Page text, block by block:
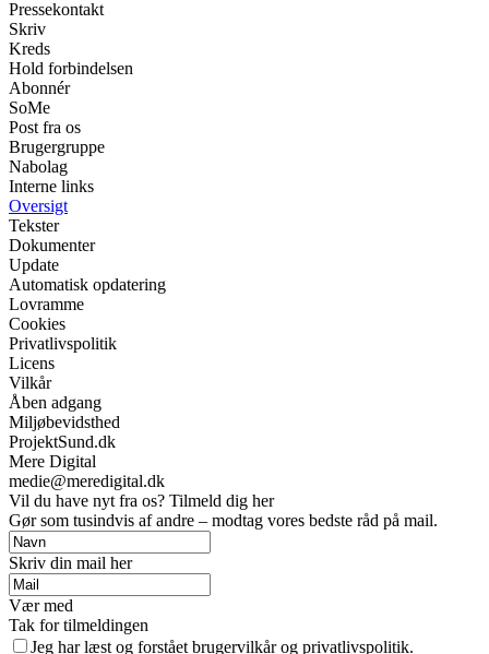
Pressekontakt
Skriv
Kreds
Hold forbindelsen
Abonnér
SoMe
Post fra os
Brugergruppe
Nabolag
Interne links
Oversigt
Tekster
Dokumenter
Update
Automatisk opdatering
Lovramme
Cookies
Privatlivspolitik
Licens
Vilkår
Åben adgang
Miljøbevidsthed
ProjektSund.dk
Mere Digital
medie@meredigital.dk
Vil du have nyt fra os? Tilmeld dig her
Gør som tusindvis af andre – modtag vores bedste råd på mail.
Skriv din mail her
Vær med
Tak for tilmeldingen
Jeg har læst og forstået brugervilkår og privatlivspolitik.